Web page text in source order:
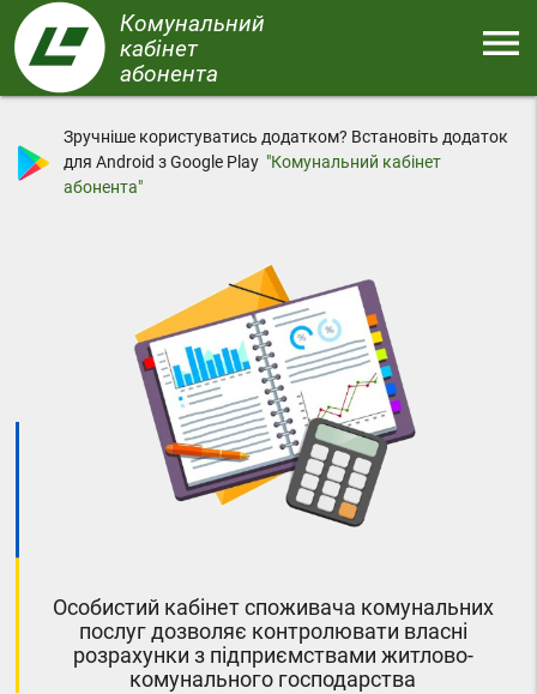
Перейти
до
основного
вмісту
Комунальний
кабінет
абонента
menu
Зручніше користуватись додатком? Встановіть додаток
для Android з Google Play "Комунальний кабінет
абонента"
Особистий кабінет споживача комунальних
послуг дозволяє контролювати власні
розрахунки з підприємствами житлово-
комунального господарства